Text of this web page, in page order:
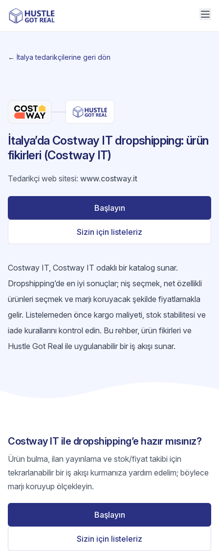
← İtalya tedarikçilerine geri dön
İtalya’da Costway IT dropshipping: ürün
fikirleri (Costway IT)
Tedarikçi web sitesi: www.costway.it
Başlayın
Sizin için listeleriz
Costway IT, Costway IT odaklı bir katalog sunar.
Dropshipping’de en iyi sonuçlar; niş seçmek, net özellikli
ürünleri seçmek ve marjı koruyacak şekilde fiyatlamakla
gelir. Listelemeden önce kargo maliyeti, stok stabilitesi ve
iade kurallarını kontrol edin. Bu rehber, ürün fikirleri ve
Hustle Got Real ile uygulanabilir bir iş akışı sunar.
Costway IT ile dropshipping’e hazır mısınız?
Ürün bulma, ilan yayınlama ve stok/fiyat takibi için
tekrarlanabilir bir iş akışı kurmanıza yardım edelim; böylece
marjı koruyup ölçekleyin.
Başlayın
Sizin için listeleriz